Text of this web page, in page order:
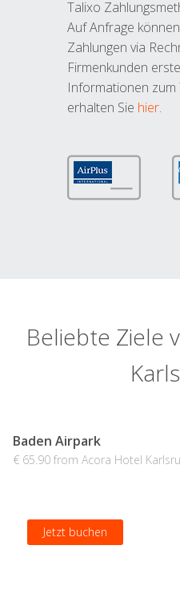
Talixo
Auf Anfrage
Zahlungen via
Firmenkunden
Informationen zum
erhalten Sie hier.
Beliebte Ziele
Baden Airpark
€ 65.90 from Acora Hotel
Jetzt buchen